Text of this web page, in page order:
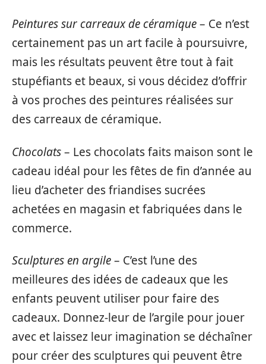
Peintures sur carreaux de céramique– Ce n’est
certainement pas un art facile à poursuivre,
mais les résultats peuvent être tout à fait
stupéfiants et beaux, si vous décidez d’offrir
à vos proches des peintures réalisées sur
des carreaux de céramique.
Chocolats– Les chocolats faits maison sont le
cadeau idéal pour les fêtes de fin d’année au
lieu d’acheter des friandises sucrées
achetées en magasin et fabriquées dans le
commerce.
Sculptures en argile– C’est l’une des
meilleures des idées de cadeaux que les
enfants peuvent utiliser pour faire des
cadeaux. Donnez-leur de l’argile pour jouer
avec et laissez leur imagination se déchaîner
pour créer des sculptures qui peuvent être